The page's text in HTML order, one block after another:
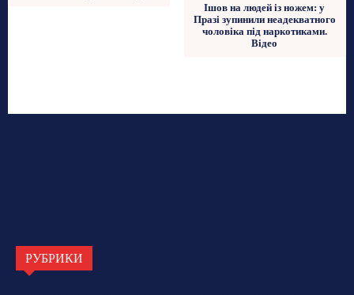
Ішов на людей із ножем: у
Празі зупинили неадекватного
чоловіка під наркотиками.
Відео
РУБРИКИ